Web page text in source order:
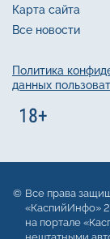
Карта сайта
Все новости
Политика
данных
Все права
«КаспийИнфо»
на портале